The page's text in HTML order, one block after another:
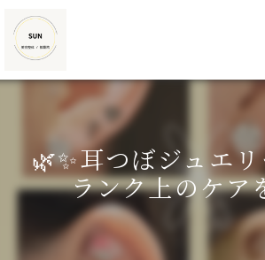
🌿✨耳つぼジュエ
ランク上のケア